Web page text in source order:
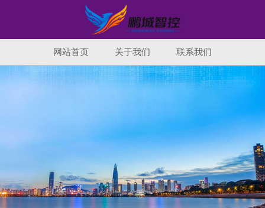
网站首页 关于我们 联系我们